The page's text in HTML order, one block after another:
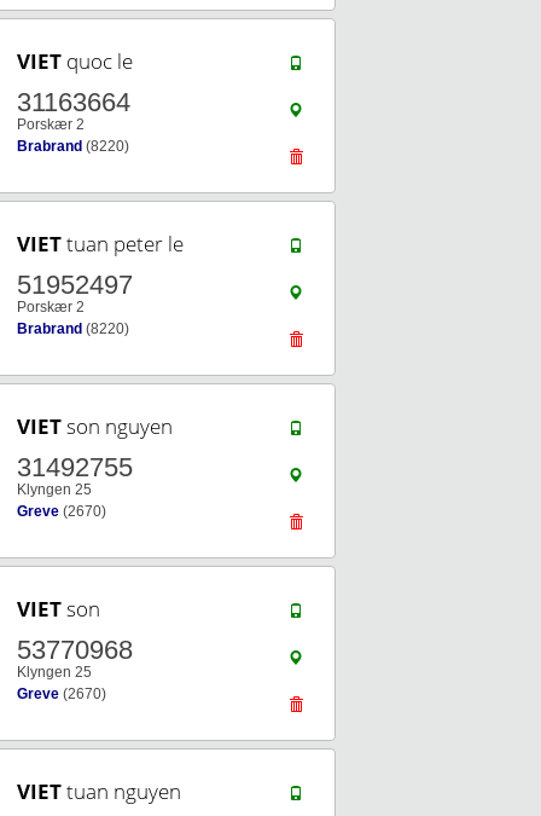
VIET quoc le
31163664
Porskær 2
Brabrand (8220)
VIETtuan peter le
51952497
Porskær 2
Brabrand (8220)
VIETson nguyen
31492755
Klyngen 25
Greve (2670)
VIETson
53770968
Klyngen 25
Greve (2670)
VIETtuan nguyen